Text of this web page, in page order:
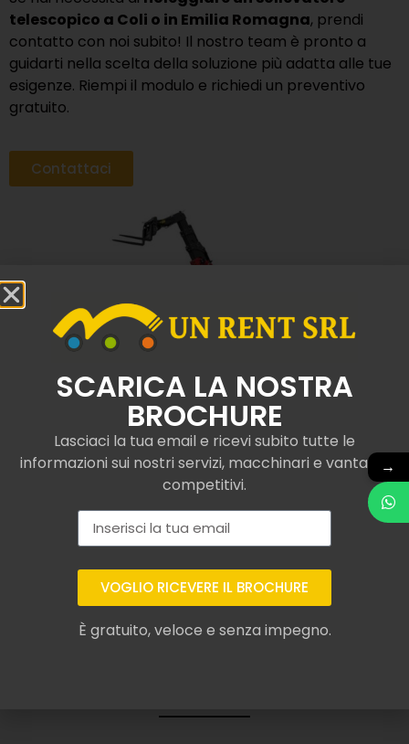
telescopico a Coli o in Emilia Romagna, prendi
contatto con noi subito! Il nostro team è pronto a
guidarti nella scelta della soluzione più adatta alle tue
esigenze. Riempi il modulo e richiedi un preventivo
gratuito.
Contattaci
Assicurazione per
sollevatore telescopico
→
SCARICA LA NOSTRA
BROCHURE
Lasciaci la tua email e ricevi subito tutte le
informazioni sui nostri servizi, macchinari e vantaggi
competitivi.
VOGLIO RICEVERE IL BROCHURE
È gratuito, veloce e senza impegno.